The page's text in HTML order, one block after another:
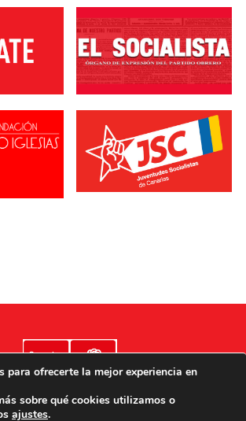
para ofrecerte la mejor experiencia en
sobre qué cookies utilizamos o
ajustes.